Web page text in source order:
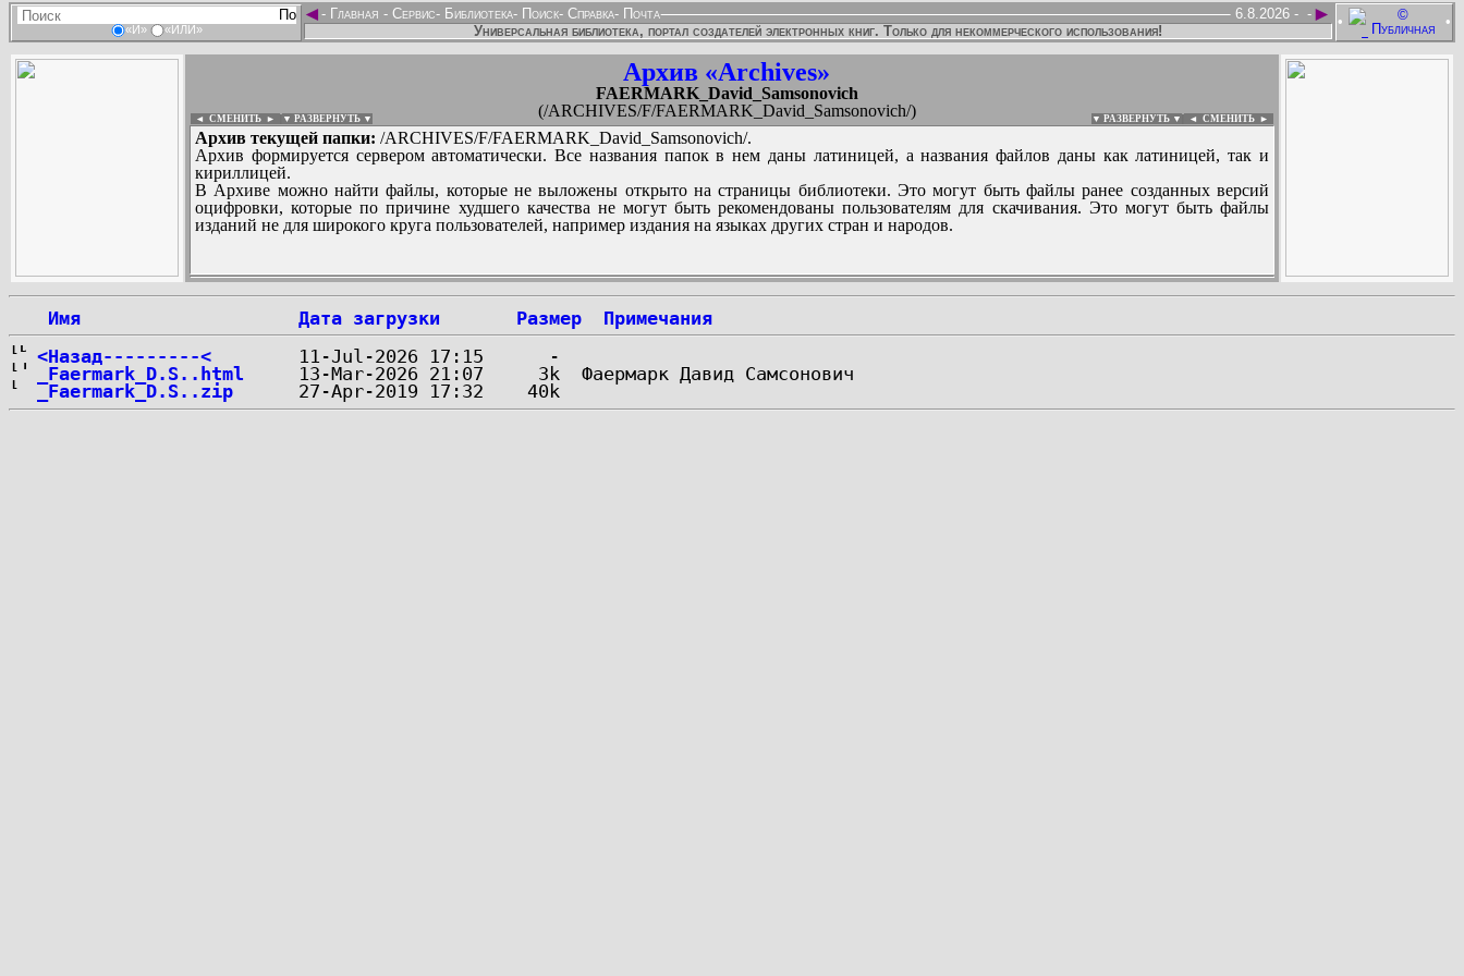
«И» «ИЛИ»
• •
◄ ►
- Главная - Сервис- Библиотека- Поиск- Справка- Почта -
6.8.2026 -
Универсальная библиотека, портал создателей электронных книг. Только для некоммерческого использования!
Архив «Archives»
FAERMARK_David_Samsonovich
(/ARCHIVES/F/FAERMARK_David_Samsonovich/)
◄ СМЕНИТЬ ► ▼ РАЗВЕРНУТЬ ▼ ▼ РАЗВЕРНУТЬ ▼ ◄ СМЕНИТЬ ►
Архив текущей папки: /ARCHIVES/F/FAERMARK_David_Samsonovich/.
Архив формируется сервером автоматически. Все названия папок в нем даны латиницей, а названия файлов даны как латиницей, так и
кириллицей.
В Архиве можно найти файлы, которые не выложены открыто на страницы библиотеки. Это могут быть файлы ранее созданных версий
оцифровки, которые по причине худшего качества не могут быть рекомендованы пользователям для скачивания. Это могут быть файлы
изданий не для широкого круга пользователей, например издания на языках других стран и народов.
:
...
Имя Дата загрузки Размер
Примечания
<Назад---------<
_Faermark_D.S..html
_Faermark_D.S..zip